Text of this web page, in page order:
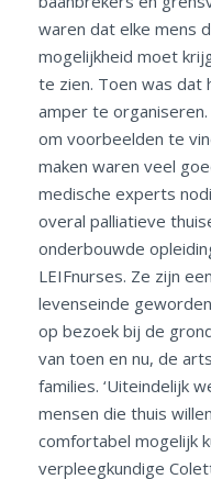
waren dat elke mens
mogelijkheid moet
te zien. Toen was dat
amper te
om voorbeelden te
maken waren veel
medische experts
overal palliatieve
onderbouwde
LEIFnurses. Ze zijn
levenseinde
op bezoek bij de
van toen en nu, de
families. ‘Uiteindelijk
mensen die thuis
comfortabel mogelijk
verpleegkundige